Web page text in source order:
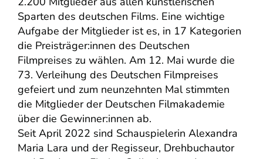
Sparten des deutschen Films. Eine wichtige
Aufgabe der Mitglieder ist es, in 17 Kategorien
die Preisträger:innen des Deutschen
Filmpreises zu wählen. Am 12. Mai wurde die
73. Verleihung des Deutschen Filmpreises
gefeiert und zum neunzehnten Mal stimmten
die Mitglieder der Deutschen Filmakademie
über die Gewinner:innen ab.
Seit April 2022 sind Schauspielerin Alexandra
Maria Lara und der Regisseur, Drehbuchautor